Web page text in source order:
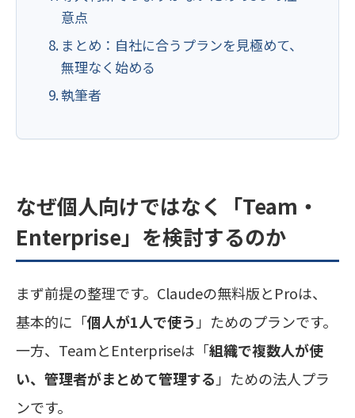
意点
まとめ：自社に合うプランを見極めて、
無理なく始める
執筆者
なぜ個人向けではなく「Team・
Enterprise」を検討するのか
まず前提の整理です。Claudeの無料版とProは、
基本的に「個人が1人で使う 」ためのプランです。
一方、TeamとEnterpriseは「組織で複数人が使
い、管理者がまとめて管理する 」ための法人プラ
ンです。